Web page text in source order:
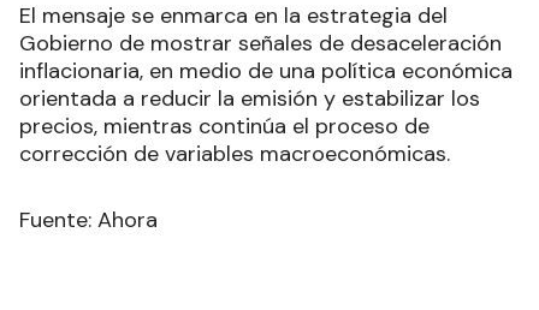
El mensaje se enmarca en la estrategia del
Gobierno de mostrar señales de desaceleración
inflacionaria, en medio de una política económica
orientada a reducir la emisión y estabilizar los
precios, mientras continúa el proceso de
corrección de variables macroeconómicas.
Fuente: Ahora